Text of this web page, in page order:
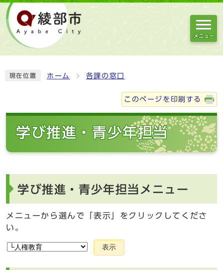
メニュー
現在位置 ホーム 各課の窓口
このページを印刷する
学び推進・青少年担当
学び推進・青少年担当メニュー
メニューから選んで「表示」をクリックしてくださ
い。
表示